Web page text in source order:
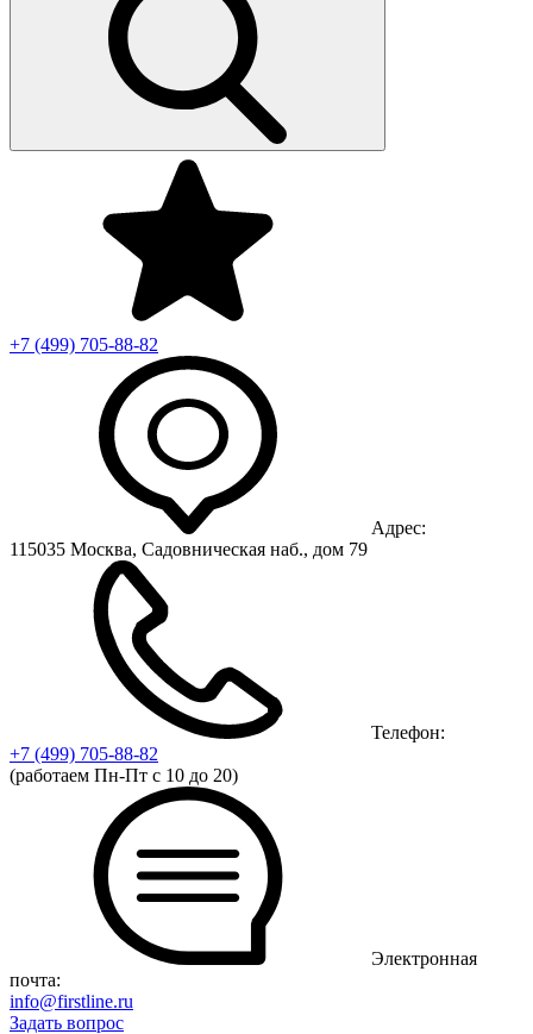
+7 (499) 705-88-82
Адрес:
115035 Москва, Садовническая наб., дом 79
Телефон:
+7 (499) 705-88-82
(работаем Пн-Пт с 10 до 20)
Электронная
почта:
info@firstline.ru
Задать вопрос